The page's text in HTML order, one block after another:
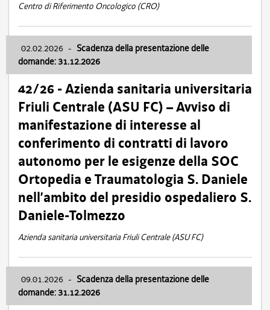
Centro di Riferimento Oncologico (CRO)
02.02.2026 - Scadenza della presentazione delle
domande: 31.12.2026
42/26 - Azienda sanitaria universitaria
Friuli Centrale (ASU FC) – Avviso di
manifestazione di interesse al
conferimento di contratti di lavoro
autonomo per le esigenze della SOC
Ortopedia e Traumatologia S. Daniele
nell’ambito del presidio ospedaliero S.
Daniele-Tolmezzo
Azienda sanitaria universitaria Friuli Centrale (ASU FC)
09.01.2026 - Scadenza della presentazione delle
domande: 31.12.2026